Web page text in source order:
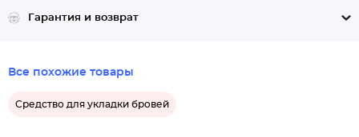
Гарантия и возврат
Все похожие товары
Средство для укладки бровей